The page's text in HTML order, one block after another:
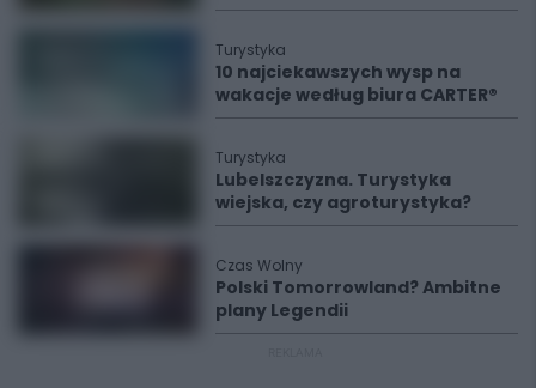
Turystyka
10 najciekawszych wysp na
wakacje według biura CARTER®
Turystyka
Lubelszczyzna. Turystyka
wiejska, czy agroturystyka?
Czas Wolny
Polski Tomorrowland? Ambitne
plany Legendii